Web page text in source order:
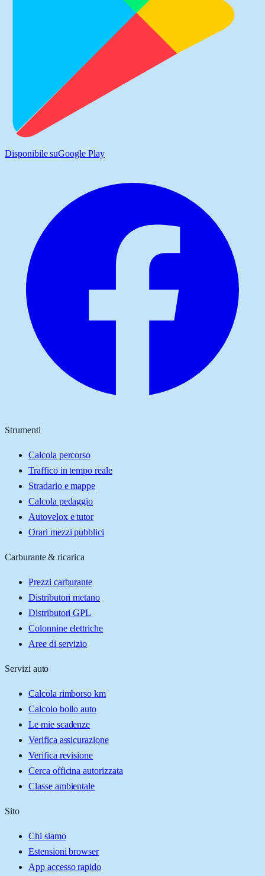
Disponibile suGoogle Play
Strumenti
Calcola percorso
Traffico in tempo reale
Stradario e mappe
Calcola pedaggio
Autovelox e tutor
Orari mezzi pubblici
Carburante & ricarica
Prezzi carburante
Distributori metano
Distributori GPL
Colonnine elettriche
Aree di servizio
Servizi auto
Calcola rimborso km
Calcolo bollo auto
Le mie scadenze
Verifica assicurazione
Verifica revisione
Cerca officina autorizzata
Classe ambientale
Sito
Chi siamo
Estensioni browser
App accesso rapido